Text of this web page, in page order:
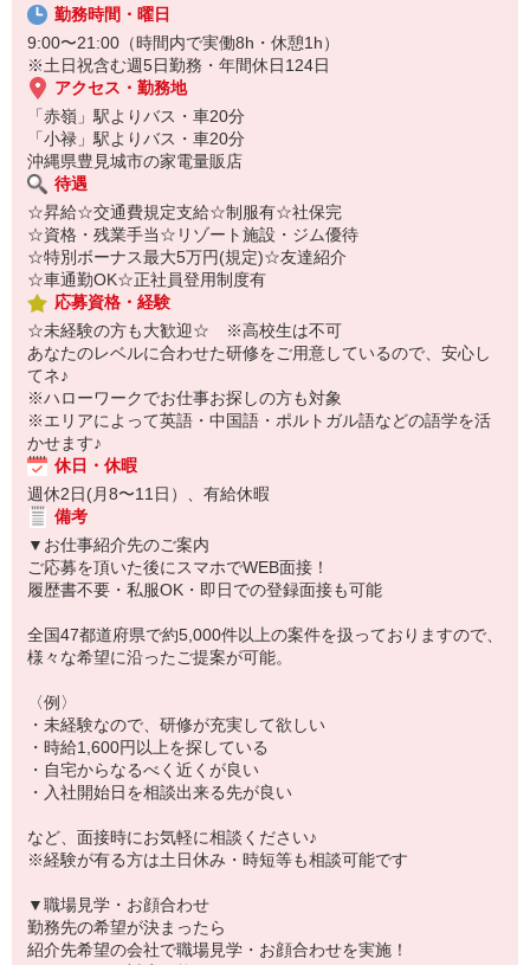
勤務時間・曜日
9:00〜21:00（時間内で実働8h・休憩1h）
※土日祝含む週5日勤務・年間休日124日
アクセス・勤務地
「赤嶺」駅よりバス・車20分
「小禄」駅よりバス・車20分
沖縄県豊見城市の家電量販店
待遇
☆昇給☆交通費規定支給☆制服有☆社保完
☆資格・残業手当☆リゾート施設・ジム優待
☆特別ボーナス最大5万円(規定)☆友達紹介
☆車通勤OK☆正社員登用制度有
応募資格・経験
☆未経験の方も大歓迎☆ ※高校生は不可
あなたのレベルに合わせた研修をご用意しているので、安心し
てネ♪
※ハローワークでお仕事お探しの方も対象
※エリアによって英語・中国語・ポルトガル語などの語学を活
かせます♪
休日・休暇
週休2日(月8〜11日）、有給休暇
備考
▼お仕事紹介先のご案内
ご応募を頂いた後にスマホでWEB面接！
履歴書不要・私服OK・即日での登録面接も可能
全国47都道府県で約5,000件以上の案件を扱っておりますので、
様々な希望に沿ったご提案が可能。
〈例〉
・未経験なので、研修が充実して欲しい
・時給1,600円以上を探している
・自宅からなるべく近くが良い
・入社開始日を相談出来る先が良い
など、面接時にお気軽に相談ください♪
※経験が有る方は土日休み・時短等も相談可能です
▼職場見学・お顔合わせ
勤務先の希望が決まったら
紹介先希望の会社で職場見学・お顔合わせを実施！